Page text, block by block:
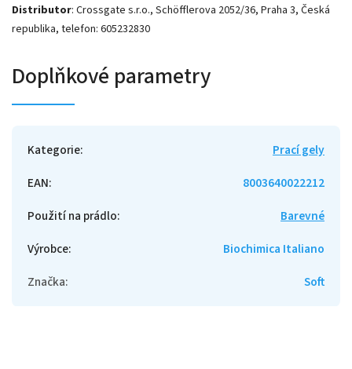
Distributor: Crossgate s.r.o., Schöfflerova 2052/36, Praha 3, Česká
republika, telefon: 605232830
Doplňkové parametry
Kategorie:
Prací gely
EAN:
8003640022212
Použití na prádlo:
Barevné
Výrobce:
Biochimica Italiano
Značka: Soft